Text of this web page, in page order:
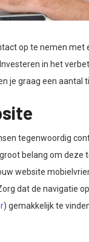
op te nemen met
in het
je graag een aantal
tegenwoordig
belang om deze
website
dat de navigatie
) gemakkelijk te